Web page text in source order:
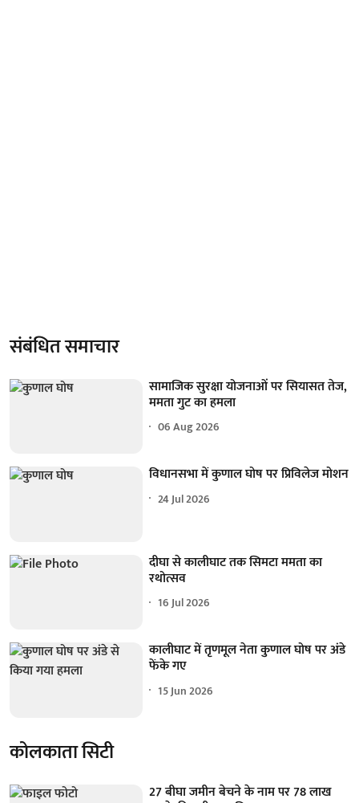
संबंधित समाचार
सामाजिक सुरक्षा योजनाओं पर सियासत तेज,
ममता गुट का हमला
06 Aug 2026
विधानसभा में कुणाल घोष पर प्रिविलेज मोशन
24 Jul 2026
दीघा से कालीघाट तक सिमटा ममता का
रथोत्सव
16 Jul 2026
कालीघाट में तृणमूल नेता कुणाल घोष पर अंडे
फेंके गए
15 Jun 2026
कोलकाता सिटी
27 बीघा जमीन बेचने के नाम पर 78 लाख